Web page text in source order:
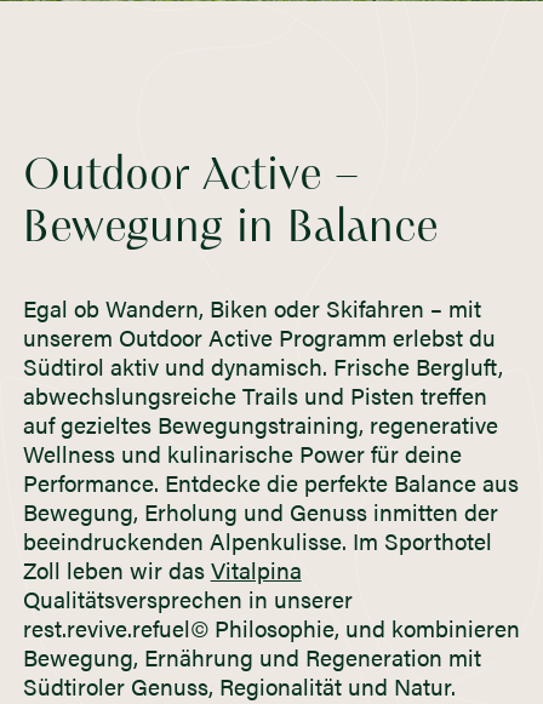
Outdoor Active –
Bewegung in Balance
Egal ob Wandern, Biken oder Skifahren – mit
unserem Outdoor Active Programm erlebst du
Südtirol aktiv und dynamisch. Frische Bergluft,
abwechslungsreiche Trails und Pisten treffen
auf gezieltes Bewegungstraining, regenerative
Wellness und kulinarische Power für deine
Performance. Entdecke die perfekte Balance aus
Bewegung, Erholung und Genuss inmitten der
beeindruckenden Alpenkulisse. Im Sporthotel
Zoll leben wir dasVitalpina
Qualitätsversprechen in unserer
rest.revive.refuel©Philosophie, und kombinieren
Bewegung, Ernährung und Regeneration mit
Südtiroler Genuss, Regionalität und Natur.